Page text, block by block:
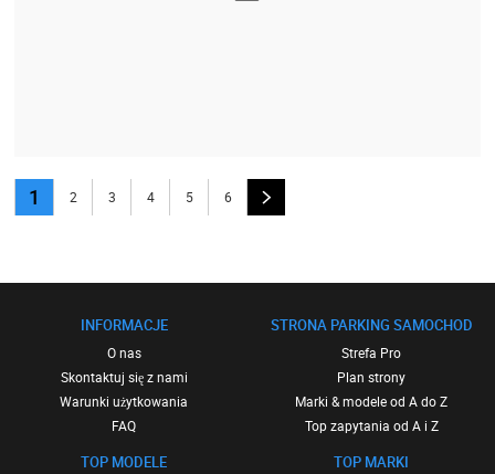
1 2 3 4 5 6
INFORMACJE
O nas
Skontaktuj się z nami
Warunki użytkowania
FAQ
TOP MODELE
STRONA PARKING SAMOCHOD
Strefa Pro
Plan strony
Marki & modele od A do Z
Top zapytania od A i Z
TOP MARKI